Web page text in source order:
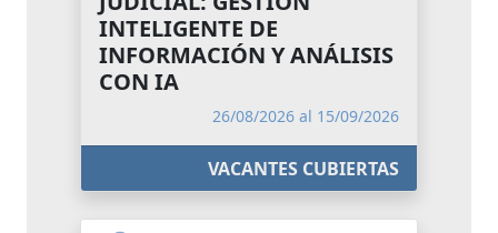
INTELIGENTE DE
INFORMACIÓN Y ANÁLISIS
CON IA
26/08/2026 al 15/09/2026
VACANTES CUBIERTAS